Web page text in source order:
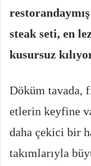
steak seti, en
kusursuz
Döküm tavada,
etlerin keyfine
daha çekici bir
takımlarıyla